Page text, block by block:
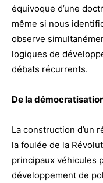
équivoque d’une
même si nous
observe
logiques de
débats récurrents.
De la
La construction d’un
la foulée de la
principaux véhicules
développement de